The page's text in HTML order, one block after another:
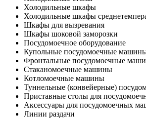
Холодильные шкафы
Холодильные шкафы
Шкафы для вызревания
Шкафы шоковой заморозки
Посудомоечное оборудование
Купольные посудомоечные
Фронтальные посудомоечные
Стаканомоечные машины
Котломоечные машины
Туннельные (конвейерные)
Приставные столы для
Аксессуары для посудомоечных
Линии раздачи